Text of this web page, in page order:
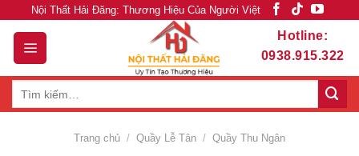
content
Nội Thất Hải Đăng: Thương Hiệu Của Người Việt
Hotline:
0938.915.322
Trang chủ / Quầy Lễ Tân / Quầy Thu Ngân